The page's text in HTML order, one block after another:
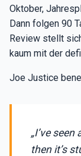
Oktober,
Dann folgen 90
Review stellt
kaum mit der
Joe Justice
„I’ve
then it’s